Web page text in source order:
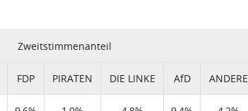
Zweitstimmenanteil
FDP PIRATEN DIE LINKE AfD ANDERE